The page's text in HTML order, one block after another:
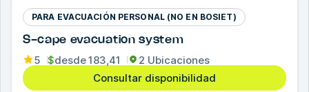
PARA EVACUACIÓN PERSONAL (NO EN BOSIET)
S-cape evacuation system
5 $desde183,41
2 Ubicaciones
Consultar disponibilidad